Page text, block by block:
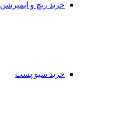
خرید ریچ و ایمپرشن
خرید سیو پست